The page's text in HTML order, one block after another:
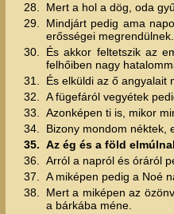
28.
Mert a hol a dög, oda
29.
Mindjárt pedig ama
erősségei megrendülnek.
30.
És akkor feltetszik az
felhőiben nagy
31.
És elküldi az ő angyalait
32.
A fügefáról vegyétek
33.
Azonképen ti is, mikor
34.
Bizony mondom néktek,
35. Az ég és a föld
36.
Arról a napról és óráról
37.
A miképen pedig a Noé
38.
Mert a miképen az
a bárkába méne.